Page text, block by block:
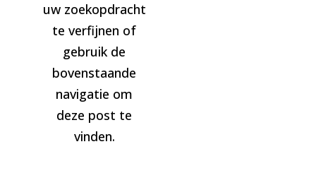
uw zoekopdracht
te verfijnen of
gebruik de
bovenstaande
navigatie om
deze post te
vinden.